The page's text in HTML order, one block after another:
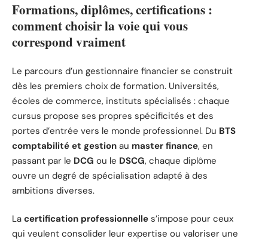
Formations, diplômes, certifications :
comment choisir la voie qui vous
correspond vraiment
Le parcours d’un gestionnaire financier se construit
dès les premiers choix de formation. Universités,
écoles de commerce, instituts spécialisés : chaque
cursus propose ses propres spécificités et des
portes d’entrée vers le monde professionnel. Du BTS
comptabilité et gestion au master finance, en
passant par le DCG ou le DSCG, chaque diplôme
ouvre un degré de spécialisation adapté à des
ambitions diverses.
La certification professionnelle s’impose pour ceux
qui veulent consolider leur expertise ou valoriser une